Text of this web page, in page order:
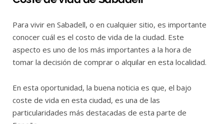
Para vivir en Sabadell, o en cualquier sitio, es importante
conocer cuál es el costo de vida de la ciudad. Este
aspecto es uno de los más importantes a la hora de
tomar la decisión de comprar o alquilar en esta localidad.
En esta oportunidad, la buena noticia es que, el bajo
coste de vida en esta ciudad, es una de las
particularidades más destacadas de esta parte de